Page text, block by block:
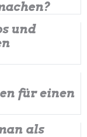
und
für einen
als